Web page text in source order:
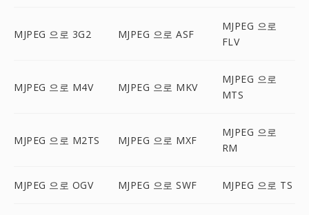
MJPEG 으로 3G2 MJPEG 으로 ASF
MJPEG 으로
FLV
MJPEG 으로 M4V MJPEG 으로 MKV
MJPEG 으로
MTS
MJPEG 으로 M2TS MJPEG 으로 MXF
MJPEG 으로
RM
MJPEG 으로 OGV MJPEG 으로 SWF MJPEG 으로 TS